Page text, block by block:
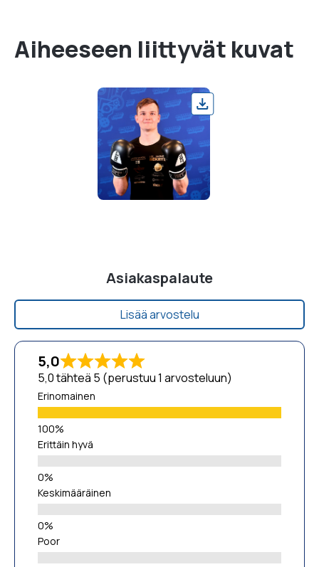
Aiheeseen liittyvät kuvat
Asiakaspalaute
Lisää arvostelu
5,0
5,0 tähteä 5 (perustuu 1 arvosteluun)
Erinomainen
Erittäin hyvä
Keskimääräinen
Poor